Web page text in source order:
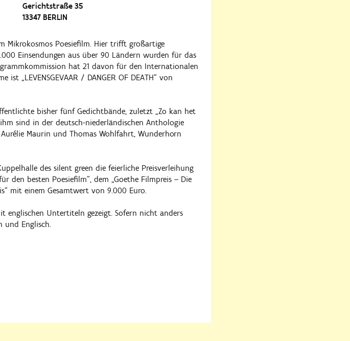
Gerichtstraße 35
13347 BERLIN
Mikrokosmos Poesiefilm. Hier trifft großartige
Einsendungen aus über 90 Ländern wurden für das
hat 21 davon für den Internationalen
„LEVENSGEVAAR / DANGER OF DEATH“ von
bisher fünf Gedichtbände, zuletzt „Zo kan het
sind in der deutsch-niederländischen Anthologie
Aurélie Maurin und Thomas Wohlfahrt, Wunderhorn
des silent green die feierliche Preisverleihung
den besten Poesiefilm“, dem „Goethe Filmpreis – Die
mit einem Gesamtwert von 9.000 Euro.
englischen Untertiteln gezeigt. Sofern nicht anders
und Englisch.